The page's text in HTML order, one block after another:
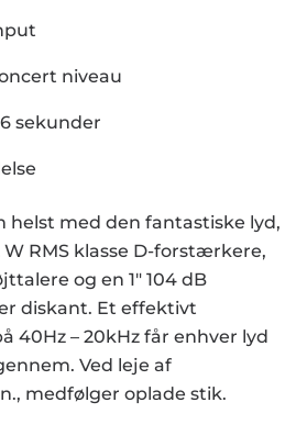
niveau
sekunder
helst med den fantastiske lyd,
W RMS klasse D-forstærkere,
og en 1″ 104 dB
diskant. Et effektivt
40Hz – 20kHz får enhver lyd
Ved leje af
medfølger oplade stik.